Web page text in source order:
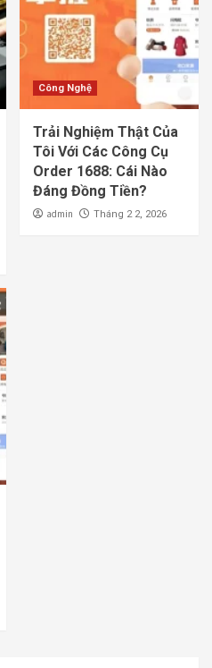
Công Nghệ
Trải Nghiệm Thật Của
Tôi Với Các Công Cụ
Order 1688: Cái Nào
Đáng Đồng Tiền?
admin Tháng 2 2, 2026